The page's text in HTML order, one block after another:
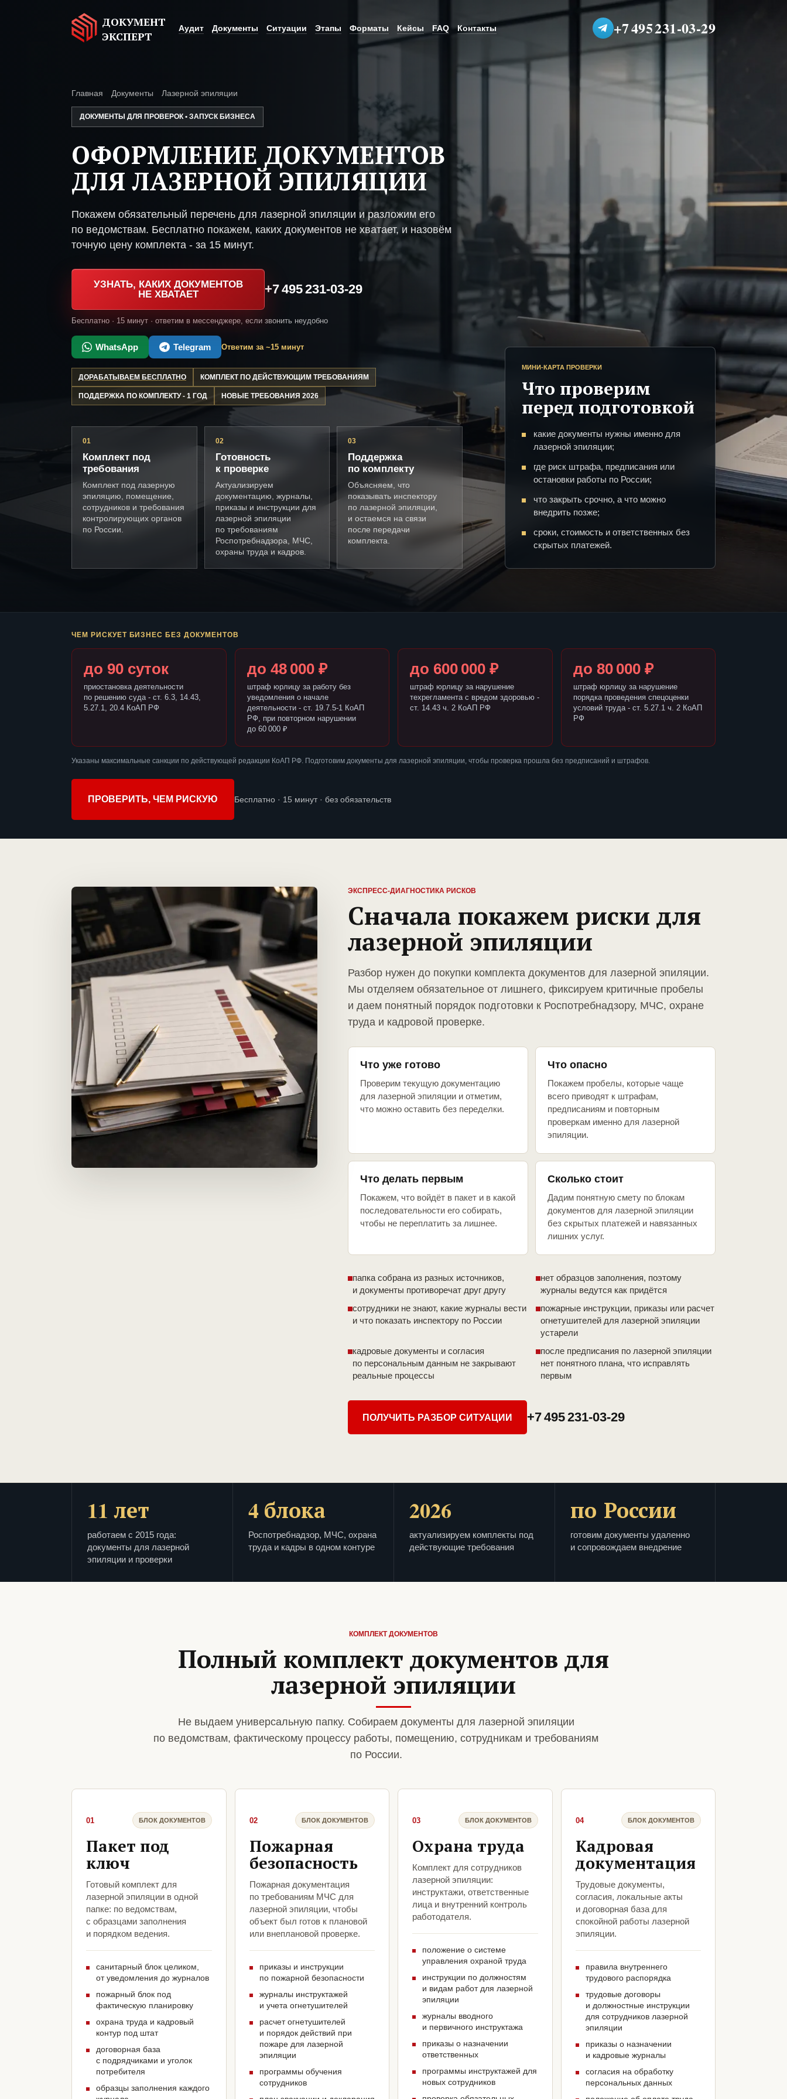
ДОКУМЕНТ
ЭКСПЕРТ
Аудит Документы Ситуации Этапы Форматы Кейсы FAQ Контакты +7 495 231-03-29
Главная Документы Лазерной эпиляции
ДОКУМЕНТЫ ДЛЯ ПРОВЕРОК • ЗАПУСК БИЗНЕСА
ОФОРМЛЕНИЕ ДОКУМЕНТОВ
ДЛЯ ЛАЗЕРНОЙ ЭПИЛЯЦИИ
Покажем обязательный перечень для лазерной эпиляции и разложим его
по ведомствам. Бесплатно покажем, каких документов не хватает, и назовём
точную цену комплекта - за 15 минут.
УЗНАТЬ, КАКИХ ДОКУМЕНТОВ
НЕ ХВАТАЕТ
+7 495 231-03-29
Бесплатно · 15 минут · ответим в мессенджере, если звонить неудобно
WhatsApp Telegram Ответим за ~15 минут
ДОРАБАТЫВАЕМ БЕСПЛАТНО КОМПЛЕКТ ПО ДЕЙСТВУЮЩИМ ТРЕБОВАНИЯМ
ПОДДЕРЖКА ПО КОМПЛЕКТУ - 1 ГОД НОВЫЕ ТРЕБОВАНИЯ 2026
01
Комплект под
требования
Комплект под лазерную
эпиляцию, помещение,
сотрудников и требования
контролирующих органов
по России.
02
Готовность
к проверке
Актуализируем
документацию, журналы,
приказы и инструкции для
лазерной эпиляции
по требованиям
Роспотребнадзора, МЧС,
охраны труда и кадров.
03
Поддержка
по комплекту
Объясняем, что
показывать инспектору
по лазерной эпиляции,
и остаемся на связи
после передачи
комплекта.
МИНИ-КАРТА ПРОВЕРКИ
Что проверим
перед подготовкой
какие документы нужны именно для
лазерной эпиляции;
где риск штрафа, предписания или
остановки работы по России;
что закрыть срочно, а что можно
внедрить позже;
сроки, стоимость и ответственных без
скрытых платежей.
ЧЕМ РИСКУЕТ БИЗНЕС БЕЗ ДОКУМЕНТОВ
до 90 суток
приостановка деятельности
по решению суда - ст. 6.3, 14.43,
5.27.1, 20.4 КоАП РФ
до 48 000 ₽
штраф юрлицу за работу без
уведомления о начале
деятельности - ст. 19.7.5-1 КоАП
РФ, при повторном нарушении
до 60 000 ₽
до 600 000 ₽
штраф юрлицу за нарушение
техрегламента с вредом здоровью -
ст. 14.43 ч. 2 КоАП РФ
до 80 000 ₽
штраф юрлицу за нарушение
порядка проведения спецоценки
условий труда - ст. 5.27.1 ч. 2 КоАП
РФ
Указаны максимальные санкции по действующей редакции КоАП РФ. Подготовим документы для лазерной эпиляции, чтобы проверка прошла без предписаний и штрафов.
ПРОВЕРИТЬ, ЧЕМ РИСКУЮ Бесплатно · 15 минут · без обязательств
ЭКСПРЕСС-ДИАГНОСТИКА РИСКОВ
Сначала покажем риски для
лазерной эпиляции
Разбор нужен до покупки комплекта документов для лазерной эпиляции.
Мы отделяем обязательное от лишнего, фиксируем критичные пробелы
и даем понятный порядок подготовки к Роспотребнадзору, МЧС, охране
труда и кадровой проверке.
Что уже готово
Проверим текущую документацию
для лазерной эпиляции и отметим,
что можно оставить без переделки.
Что опасно
Покажем пробелы, которые чаще
всего приводят к штрафам,
предписаниям и повторным
проверкам именно для лазерной
эпиляции.
Что делать первым
Покажем, что войдёт в пакет и в какой
последовательности его собирать,
чтобы не переплатить за лишнее.
Сколько стоит
Дадим понятную смету по блокам
документов для лазерной эпиляции
без скрытых платежей и навязанных
лишних услуг.
папка собрана из разных источников,
и документы противоречат друг другу
нет образцов заполнения, поэтому
журналы ведутся как придётся
сотрудники не знают, какие журналы вести
и что показать инспектору по России
пожарные инструкции, приказы или расчет
огнетушителей для лазерной эпиляции
устарели
кадровые документы и согласия
по персональным данным не закрывают
реальные процессы
после предписания по лазерной эпиляции
нет понятного плана, что исправлять
первым
ПОЛУЧИТЬ РАЗБОР СИТУАЦИИ +7 495 231-03-29
11 лет
работаем с 2015 года:
документы для лазерной
эпиляции и проверки
4 блока
Роспотребнадзор, МЧС, охрана
труда и кадры в одном контуре
2026
актуализируем комплекты под
действующие требования
по России
готовим документы удаленно
и сопровождаем внедрение
КОМПЛЕКТ ДОКУМЕНТОВ
Полный комплект документов для
лазерной эпиляции
Не выдаем универсальную папку. Собираем документы для лазерной эпиляции
по ведомствам, фактическому процессу работы, помещению, сотрудникам и требованиям
по России.
01 БЛОК ДОКУМЕНТОВ
Пакет под
ключ
Готовый комплект для
лазерной эпиляции в одной
папке: по ведомствам,
с образцами заполнения
и порядком ведения.
санитарный блок целиком,
от уведомления до журналов
пожарный блок под
фактическую планировку
охрана труда и кадровый
контур под штат
договорная база
с подрядчиками и уголок
потребителя
образцы заполнения каждого
02 БЛОК ДОКУМЕНТОВ
Пожарная
безопасность
Пожарная документация
по требованиям МЧС для
лазерной эпиляции, чтобы
объект был готов к плановой
или внеплановой проверке.
приказы и инструкции
по пожарной безопасности
журналы инструктажей
и учета огнетушителей
расчет огнетушителей
и порядок действий при
пожаре для лазерной
эпиляции
программы обучения
сотрудников
03 БЛОК ДОКУМЕНТОВ
Охрана труда
Комплект для сотрудников
лазерной эпиляции:
инструктажи, ответственные
лица и внутренний контроль
работодателя.
положение о системе
управления охраной труда
инструкции по должностям
и видам работ для лазерной
эпиляции
журналы вводного
и первичного инструктажа
приказы о назначении
ответственных
программы инструктажей для
новых сотрудников
04 БЛОК ДОКУМЕНТОВ
Кадровая
документация
Трудовые документы,
согласия, локальные акты
и договорная база для
спокойной работы лазерной
эпиляции.
правила внутреннего
трудового распорядка
трудовые договоры
и должностные инструкции
для сотрудников лазерной
эпиляции
приказы о назначении
и кадровые журналы
согласия на обработку
персональных данных